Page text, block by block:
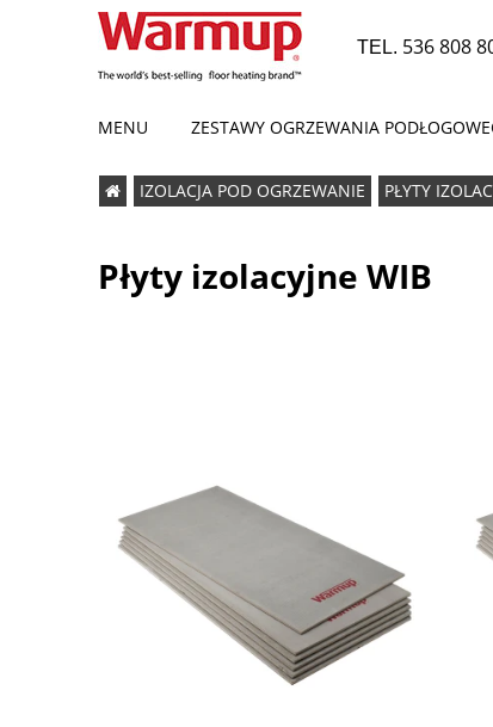
TEL. 536 808
MENU ZESTAWY OGRZEWANIA
ODPAROWYWACZE LUSTER PROMOCJA
IZOLACJA POD OGRZEWANIE PŁYTY
Płyty izolacyjne WIB